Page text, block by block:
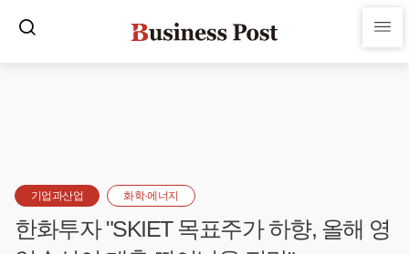
기업과산업 화학·에너지
한화투자 "SKIET 목표주가 하향, 올해 영